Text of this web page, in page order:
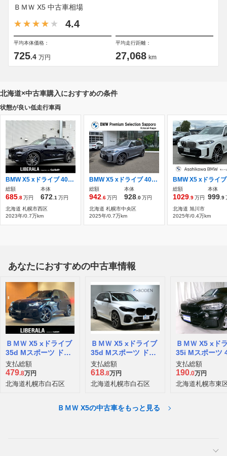
ＢＭＷ X5 中古車相場
4.4
平均本体価格：
725.4 万円
平均走行距離：
27,068 km
北海道×中古車購入におすすめの条件
状態が良い低走行車両
BMW X5 xドライブ 40d Mスポーツ 4WD harman/kardonサラウンドサウンドシステム
総額
685 .8万円
本体
672 .1 万円
北海道 札幌市西区
2023年/0.7万km
BMW X5 xドライブ 40d Mスポーツ 4WD 弊社デモカー
総額
942 .6万円
本体
928 .0万円
北海道 札幌市中央区
2025年/0.7万km
総額
1029 .9万円
本体
999 .9
北海道 旭川市
2025年/0.4万km
あなたにおすすめの中古車情報
ＢＭＷ X5 xドライブ
35d Mスポーツ ドラ
イビング ダイナミク
ス パッケージ 4WD
支払総額
479.8万円
北海道札幌市白石区
ＢＭＷ X5 xドライブ
35d Mスポーツ ドラ
イビング ダイナミク
ス パッケージ 4WD
支払総額
618.8万円
北海道札幌市白石区
ＢＭＷ X5 xド
35i Mスポーツ
支払総額
190.0万円
北海道札幌市東
ＢＭＷ X5の中古車をもっと見る